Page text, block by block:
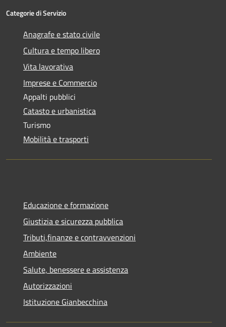
Categorie di Servizio
Anagrafe e stato civile
Cultura e tempo libero
Vita lavorativa
Imprese e Commercio
Appalti pubblici
Catasto e urbanistica
Turismo
Mobilità e trasporti
Educazione e formazione
Giustizia e sicurezza pubblica
Tributi,finanze e contravvenzioni
Ambiente
Salute, benessere e assistenza
Autorizzazioni
Istituzione Gianbecchina